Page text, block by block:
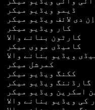
ڈیمو ویڈیو میکر
اِن دی لائف ویڈیو میکر
کار ویڈیو میکر
کارٹون بنانے والا
کامیڈی مووی میکر
ویڈیو بنانے والا
کمرشل میکر
ککنگ ویڈیو میکر
گارڈننگ ویڈیو میکر
اسکرین ویڈیو میکر
کی ویڈیو بنانے والا